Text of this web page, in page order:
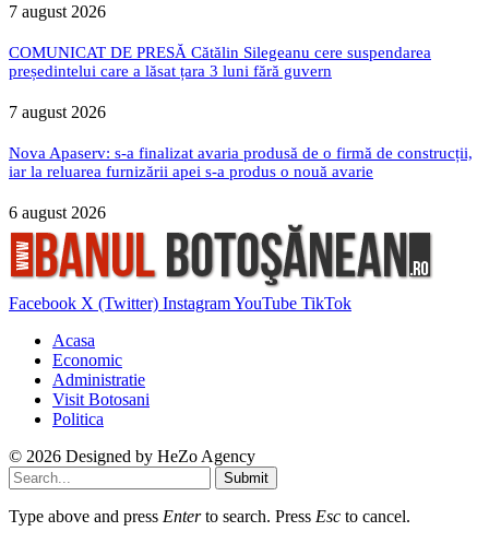
7 august 2026
COMUNICAT DE PRESĂ Cătălin Silegeanu cere suspendarea
președintelui care a lăsat țara 3 luni fără guvern
7 august 2026
Nova Apaserv: s-a finalizat avaria produsă de o firmă de construcții,
iar la reluarea furnizării apei s-a produs o nouă avarie
6 august 2026
Facebook X (Twitter) InstagramYouTube TikTok
Acasa
Economic
Administratie
Visit Botosani
Politica
© 2026 Designed by HeZo Agency
Submit
Type above and press Enterto search. Press Esc to cancel.